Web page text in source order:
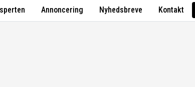
Annoncering Nyhedsbreve Kontakt